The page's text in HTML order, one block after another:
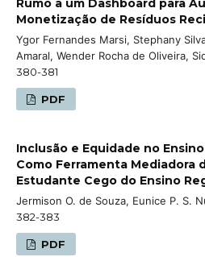
Rumo a um Dashboard para
Monetização de Resíduos
Ygor Fernandes Marsi, Stephany
Amaral, Wender Rocha de Oliveira,
380-381
PDF
Inclusão e Equidade no
Como Ferramenta Mediadora
Estudante Cego do Ensino
Jermison O. de Souza, Eunice P. S.
382-383
PDF